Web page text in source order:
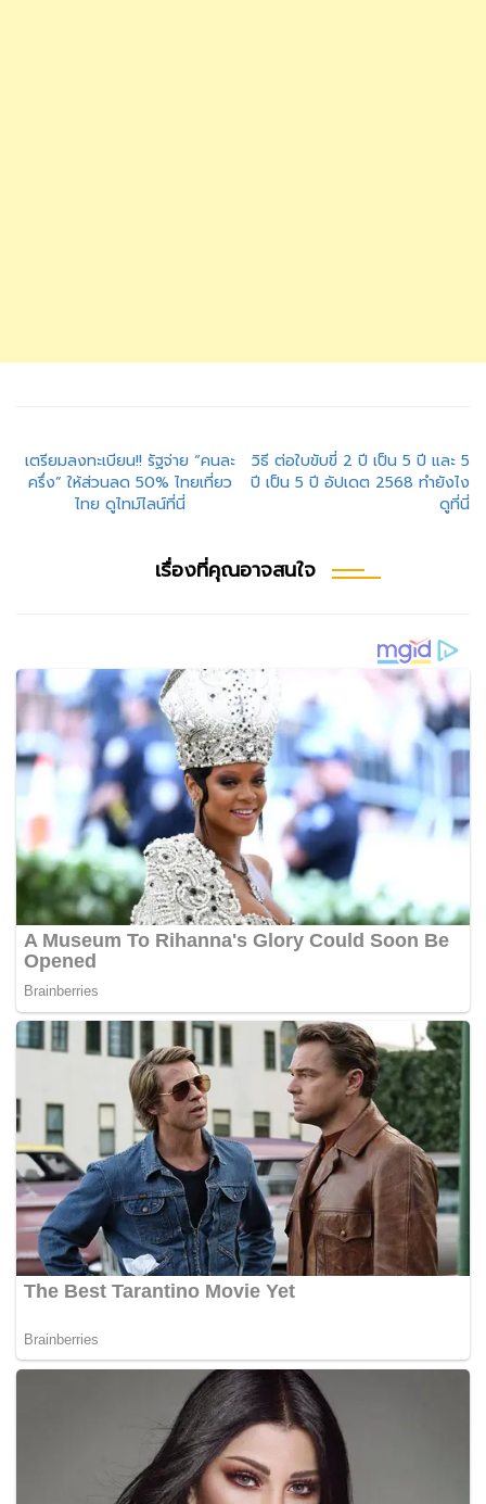
แนะแนว
เรื่อง
เตรียมลงทะเบียน!! รัฐจ่าย “คนละ
ครึ่ง” ให้ส่วนลด 50% ไทยเที่ยว
ไทย ดูไทม์ไลน์ที่นี่
วิธี ต่อใบขับขี่ 2 ปี เป็น 5 ปี และ 5
ปี เป็น 5 ปี อัปเดต 2568 ทำยังไง
ดูที่นี่
เรื่องที่คุณอาจสนใจ